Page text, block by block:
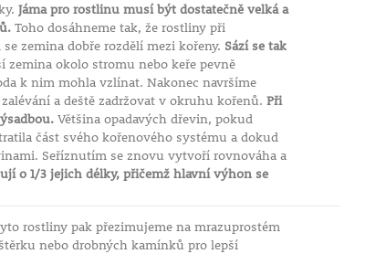
Jáma pro rostlinu musí být dostatečně velká a
Toho dosáhneme tak, že rostliny při
zemina dobře rozdělí mezi kořeny. Sází se tak
zemina okolo stromu nebo keře pevně
k nim mohla vzlínat. Nakonec navršíme
a deště zadržovat v okruhu kořenů. Při
Většina opadavých dřevin, pokud
část svého kořenového systému a dokud
Seříznutím se znovu vytvoří rovnováha a
o 1/3 jejich délky, přičemž hlavní výhon se
rostliny pak přezimujeme na mrazuprostém
nebo drobných kamínků pro lepší